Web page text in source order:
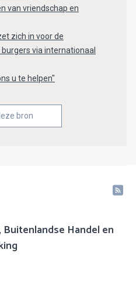
van vriendschap en
zich in voor de
via internationaal
u te helpen"
bron
Handel en